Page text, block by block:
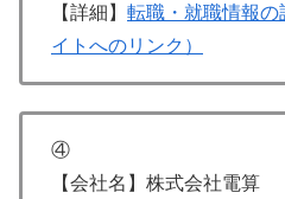
【詳細】 転職・就職情報
イトへのリンク）
④
【会社名】株式会社電算